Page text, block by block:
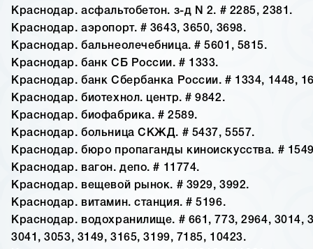
Краснодар. асфальтобетон. з-д N 2. # 2285, 2381.
Краснодар. аэропорт. # 3643, 3650, 3698.
Краснодар. бальнеолечебница. # 5601, 5815.
Краснодар. банк СБ России. # 1333.
Краснодар. банк Сбербанка России. # 1334, 1448,
Краснодар. биотехнол. центр. # 9842.
Краснодар. биофабрика. # 2589.
Краснодар. больница СКЖД. # 5437, 5557.
Краснодар. бюро пропаганды киноискусства. #
Краснодар. вагон. депо. # 11774.
Краснодар. вещевой рынок. # 3929, 3992.
Краснодар. витамин. станция. # 5196.
Краснодар. водохранилище. # 661, 773, 2964, 3014,
3041, 3053, 3149, 3165, 3199, 7185, 10423.